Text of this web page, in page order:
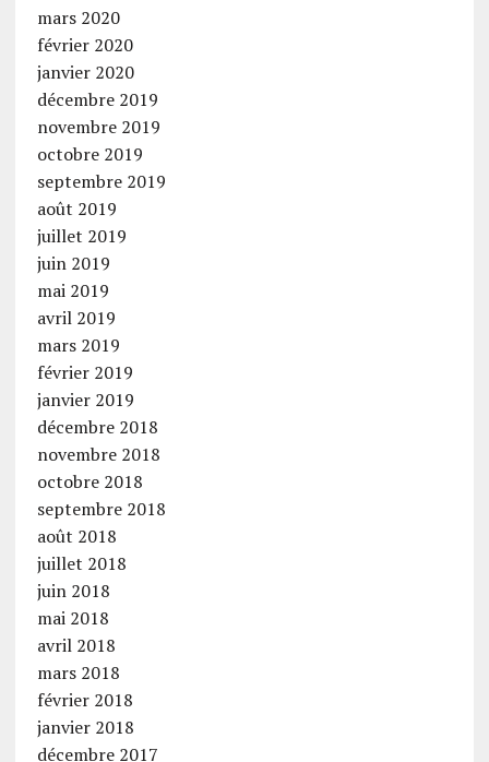
mars 2020
février 2020
janvier 2020
décembre 2019
novembre 2019
octobre 2019
septembre 2019
août 2019
juillet 2019
juin 2019
mai 2019
avril 2019
mars 2019
février 2019
janvier 2019
décembre 2018
novembre 2018
octobre 2018
septembre 2018
août 2018
juillet 2018
juin 2018
mai 2018
avril 2018
mars 2018
février 2018
janvier 2018
décembre 2017